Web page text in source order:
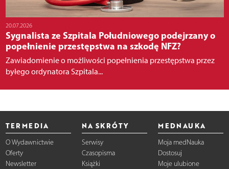
20.07.2026
Sygnalista ze Szpitala Południowego podejrzany o
popełnienie przestępstwa na szkodę NFZ?
Zawiadomienie o możliwości popełnienia przestępstwa przez
byłego ordynatora Szpitala...
TERMEDIA
O Wydawnictwie
Oferty
Newsletter
NA SKRÓTY
Serwisy
Czasopisma
Książki
MEDNAUKA
Moja medNauka
Dostosuj
Moje ulubione